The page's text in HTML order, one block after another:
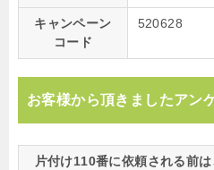
キャンペーン
コード
520628
お客様から頂きましたアン
片付け110番に依頼される前